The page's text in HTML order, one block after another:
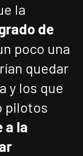
la
de
poco una
quedar
y los que
pilotos
a la